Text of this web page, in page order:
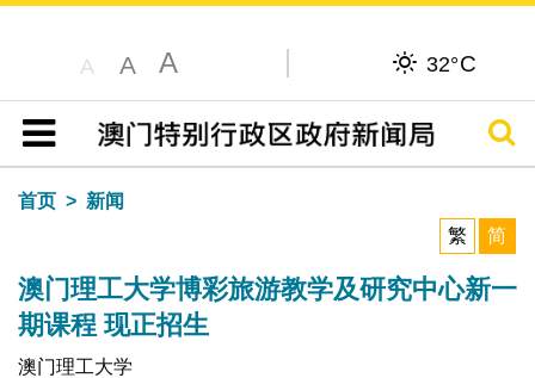
A A A 32°C
目录
搜寻
首页
新闻
繁
简
澳门理工大学博彩旅游教学及研究中心新一
期课程 现正招生
澳门理工大学